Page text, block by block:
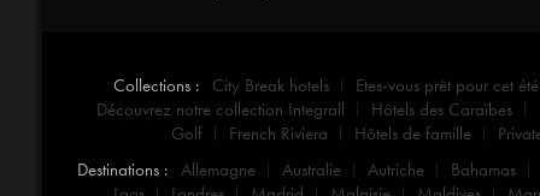
Collections : City Break hotels
Etes-vous prêt pour cet été
Découvrez notre collection Integrall
Hôtels des Caraïbes
Golf
French Riviera Hôtels de famille
Destinations : Allemagne Australie Autriche
Bahamas